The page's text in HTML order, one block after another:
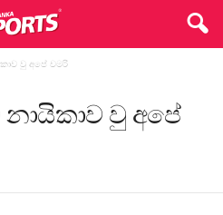
වු අපේ චමරි
වු අපේ